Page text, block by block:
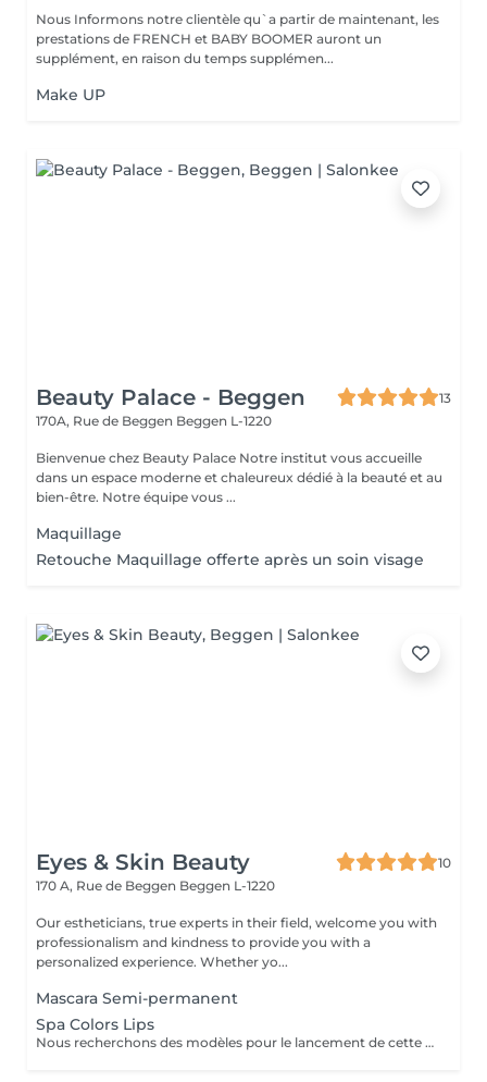
Nous Informons notre clientèle qu`a partir de maintenant, les
prestations de FRENCH et BABY BOOMER auront un
supplément, en raison du temps supplémen...
Make UP
Beauty Palace - Beggen
13
170A, Rue de Beggen Beggen L-1220
Bienvenue chez Beauty Palace Notre institut vous accueille
dans un espace moderne et chaleureux dédié à la beauté et au
bien-être. Notre équipe vous ...
Maquillage
Retouche Maquillage offerte après un soin visage
Eyes & Skin Beauty
10
170 A, Rue de Beggen Beggen L-1220
Our estheticians, true experts in their field, welcome you with
professionalism and kindness to provide you with a
personalized experience. Whether yo...
Mascara Semi-permanent
Spa Colors Lips
Nous recherchons des modèles pour le lancement de cette nouvelle prestation tendance des lèvres le Spa Colors Lips. Plus souvent connu sous le non de Henna Lips, cette technique hydrate et pigmente les lèvres SANS utilisation d'aiguilles. Des lèvres traités, douces, lisses et repulpés sans douleur avec un effet Lip Sticks longue durée (de 12 à 72h). Avec un bon entretien survient une pigmentation progressive pour des lèvres gourmandes dès le réveil.